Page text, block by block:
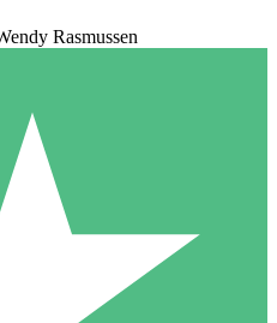
Rasmussen